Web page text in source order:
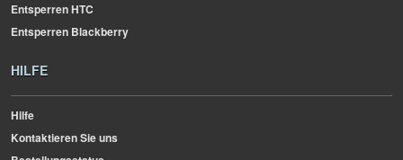
Entsperren HTC
Entsperren Blackberry
HILFE
Hilfe
Kontaktieren Sie uns